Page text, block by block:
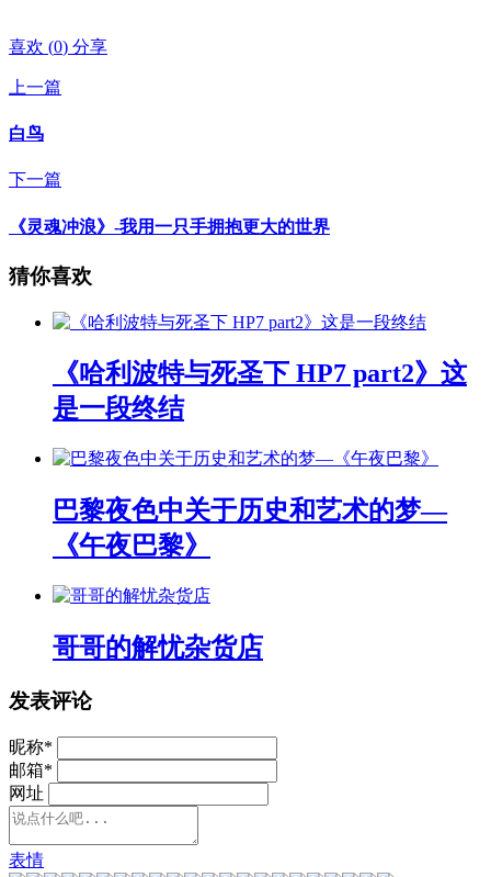
喜欢 (0) 分享
上一篇
白鸟
下一篇
《灵魂冲浪》-我用一只手拥抱更大的世界
猜你喜欢
《哈利波特与死圣下 HP7 part2》这
是一段终结
巴黎夜色中关于历史和艺术的梦—
《午夜巴黎》
哥哥的解忧杂货店
发表评论
昵称*
邮箱*
网址
表情